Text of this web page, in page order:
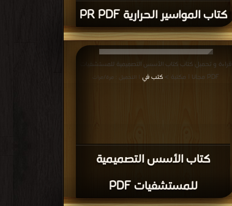
كتاب المواسير الحرارية PR PDF
كتاب الأسس التصميمية
للمستشفيات PDF
قراءة و تحميل كتاب كتاب الأسس التصميمية للمستشفيات
PDF مجانا | مكتبة >
كتب في | التحميل : مرة/مرات